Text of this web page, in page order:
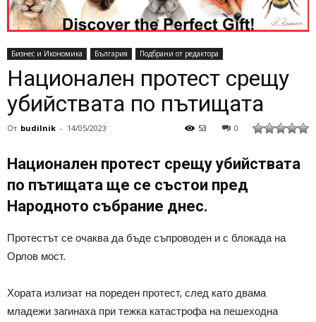
Бизнес и Икономика България Подбрани от редактора
Национален протест срещу
убийствата по пътищата
От budilnik - 14/05/2023 0
53
Национален протест срещу убийствата
по пътищата ще се състои пред
Народното събрание днес.
Протестът се очаква да бъде съпроводен и с блокада на
Орлов мост.
Хората излизат на пореден протест, след като двама
младежи загинаха при тежка катастрофа на пешеходна